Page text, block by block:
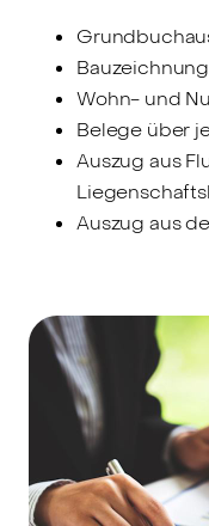
Wohn- und
Belege über
Auszug aus
Auszug aus